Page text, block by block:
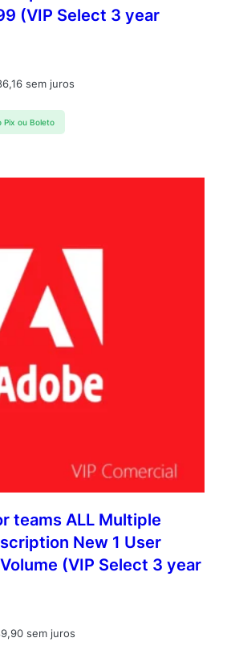
(VIP Select 3 year
sem juros
Pix ou Boleto
teams ALL Multiple
New 1 User
(VIP Select 3 year
sem juros